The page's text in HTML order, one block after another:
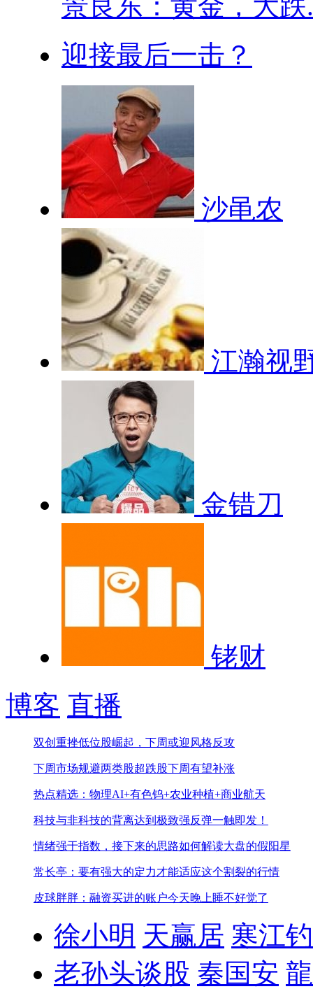
迎接最后一击？
沙黾农
江瀚视
金错刀
铑财
博客 直播
双创重挫低位股崛起，下周或迎风格反攻
下周市场规避两类股超跌股下周有望补涨
热点精选：物理AI+有色钨+农业种植+商业航天
科技与非科技的背离达到极致强反弹一触即发！
情绪强于指数，接下来的思路如何解读大盘的假阳星
常长亭：要有强大的定力才能适应这个割裂的行情
皮球胖胖：融资买进的账户今天晚上睡不好觉了
徐小明 天赢居 寒江
老孙头谈股 秦国安